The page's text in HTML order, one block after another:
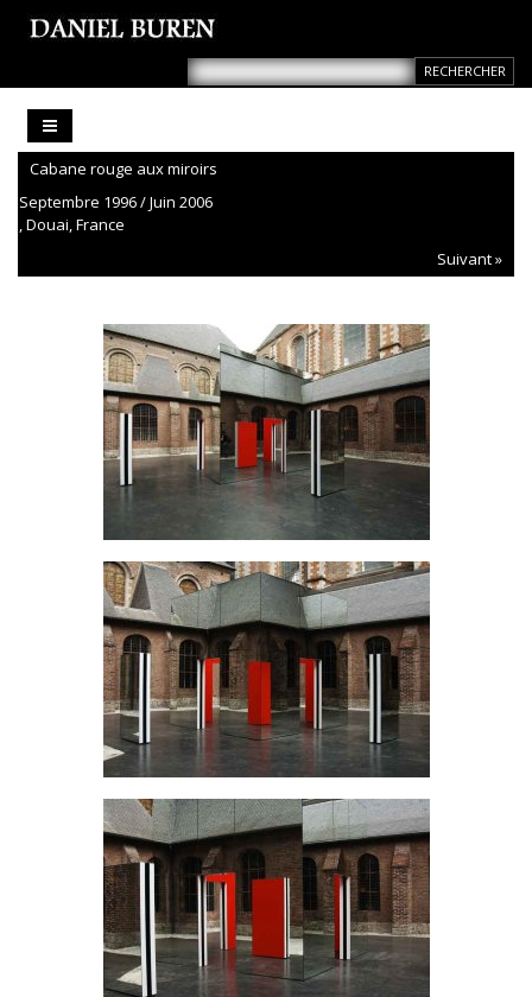
Cabane rouge aux miroirs
Septembre 1996 / Juin 2006
, Douai, France
Suivant »